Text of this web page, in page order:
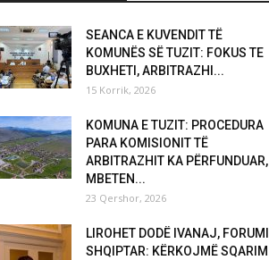
SEANCA E KUVENDIT TË
KOMUNËS SË TUZIT: FOKUS TE
BUXHETI, ARBITRAZHI...
15 Korrik, 2026
KOMUNA E TUZIT: PROCEDURA
PARA KOMISIONIT TË
ARBITRAZHIT KA PËRFUNDUAR,
MBETEN...
23 Qershor, 2026
LIROHET DODË IVANAJ, FORUMI
SHQIPTAR: KËRKOJMË SQARIM